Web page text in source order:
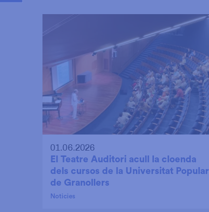
01.06.2026
El Teatre Auditori acull la cloenda
dels cursos de la Universitat Popular
de Granollers
Noticies